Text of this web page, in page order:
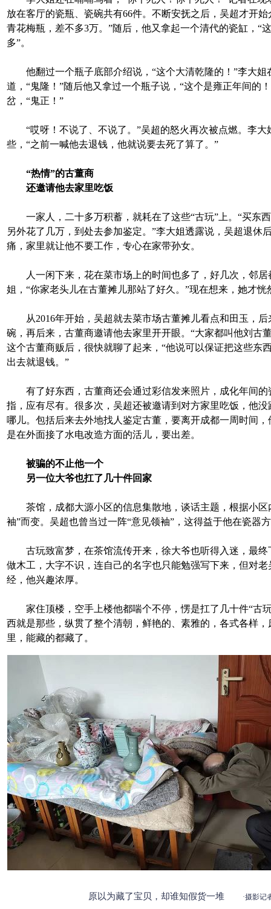
放在客厅的瓷瓶、瓷碗共有66件。不断安抚之后，吴超才开始
青花梅瓶，差不多3万。”随后，他又拿起一个清代的瓷缸，“
多”。
他翻过一个瓶子底部介绍说，“这个大清乾隆的！”李大姐
道，“鬼隆！”随后他又拿过一个瓶子说，“这个是雍正年间的
岔，“鬼正！”
“哎呀！不说了、不说了。”吴超的怒火再次被点燃。李大
些，“之前一喊他去退钱，他就说要去死了算了。”
“热情”的古董商
还邀请他去家里吃饭
一家人，二十多万积蓄，就耗在了这些“古玩”上。“买东
另外花了几万，到处去参加鉴定。”李大姐透露说，吴超退休
痛，家里就让他不要工作，专心在家带孙女。
人一闲下来，花在菜市场上的时间也多了，好几次，邻居
姐，“你家老头儿在古董摊儿那站了好久。”现在想来，她才恍
从2016年开始，吴超就去菜市场古董摊儿看点和田玉，后
碗，再后来，古董商邀请他去家里开开眼。“大家都叫他刘古
这个古董商贩后，很快就聊了起来，“他说可以保证把这些东
出去就退钱。”
有了好东西，古董商还会通过彩信发来照片，成化年间的
指，应有尽有。很多次，吴超还被邀请到对方家里吃饭，他没
哪儿。包括后来去外地找人鉴定古董，要离开成都一周时间，
是在外面接了水电改造方面的活儿，要出差。
被骗的不止他一个
另一位大爷也扛了几十件回家
茶馆，成都大源小区的信息集散地，谈话主题，根据小区
袖”而变。吴超也曾当过一阵“意见领袖”，这得益于他在瓷器
古玩致富梦，在茶馆流传开来，徐大爷也听得入迷，最终
做木工，大字不识，连自己的名字也只能勉强写下来，但对老
经，他兴趣浓厚。
家住顶楼，空手上楼他都喘个不停，愣是扛了几十件“古
西就是那些，纵贯了整个清朝，鲜艳的、素雅的，各式各样，
里，能藏的都藏了。
原以为藏了宝贝，却谁知假货一堆 ·摄影记